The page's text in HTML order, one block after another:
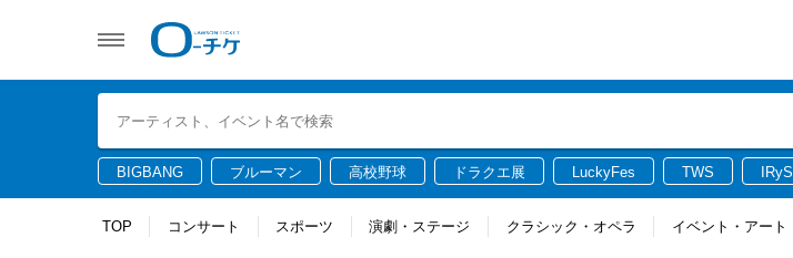
BIGBANG ブルーマン 高校野球 ドラクエ展 LuckyFes TWS IRyS
TOP コンサート スポーツ 演劇・ステージ クラシック・オペラ イベント・アート